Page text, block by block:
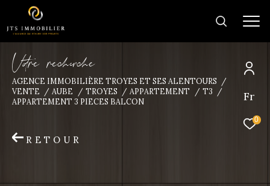
Fr
0
Vore recece
AGENCE IMMOBILIÈRE TROYES ET SES ALENTOURS
VENTE
AUBE TROYES APPARTEMENT
T3
APPARTEMENT 3 PIECES BALCON
RETOUR
Trouver la